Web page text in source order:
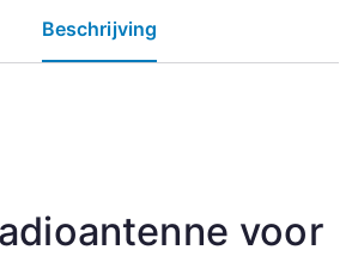
Beschrijving
voor